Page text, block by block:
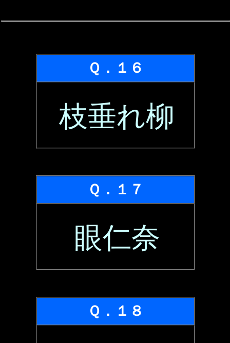
Ｑ．１６
枝垂れ柳
Ｑ．１７
眼仁奈
Ｑ．１８